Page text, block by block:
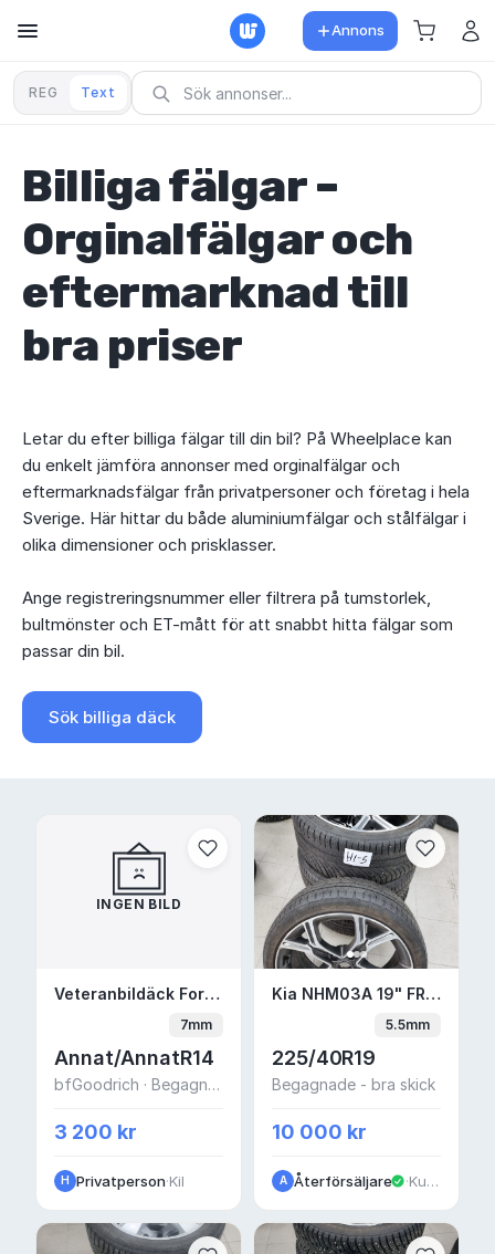
Annons
REG Text
Billiga fälgar –
Orginalfälgar och
eftermarknad till
bra priser
Letar du efter billiga fälgar till din bil? På Wheelplace kan
du enkelt jämföra annonser med orginalfälgar och
eftermarknadsfälgar från privatpersoner och företag i hela
Sverige. Här hittar du både aluminiumfälgar och stålfälgar i
olika dimensioner och prisklasser.
Ange registreringsnummer eller filtrera på tumstorlek,
bultmönster och ET-mått för att snabbt hitta fälgar som
passar din bil.
Sök billiga däck
INGEN BILD
Veteranbildäck Ford Thunderbird 1960
Veteranbildäck Ford Thunderbird 1960 års, däckens mått: 6,95 - 14 4 PLY
7mm
Annat/AnnatR14
bfGoodrich · Begagnade - Mycket bra skick
3 200 kr
H Privatperson·Kil
Kia NHM03A 19"Kia NHM03A 19" FRIKTION H1-5
5.5mm
225/40R19
Begagnade - bra skick
10 000 kr
A Återförsäljare · Kungälv